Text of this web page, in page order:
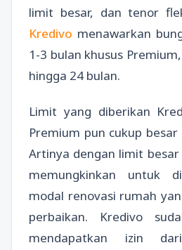
limit besar, dan tenor
Kredivo menawarkan
1-3 bulan khusus
hingga 24 bulan.
Limit yang diberikan
Premium pun cukup
Artinya dengan limit
memungkinkan untuk
modal renovasi rumah
perbaikan. Kredivo
mendapatkan izin